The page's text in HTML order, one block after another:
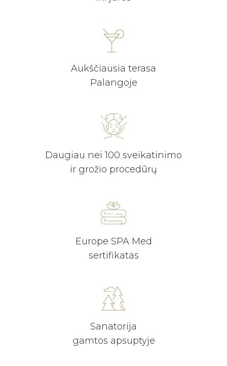
Aukščiausia terasa
Palangoje
Daugiau nei 100 sveikatinimo
ir grožio procedūrų
Europe SPA Med
sertifikatas
Sanatorija
gamtos apsuptyje